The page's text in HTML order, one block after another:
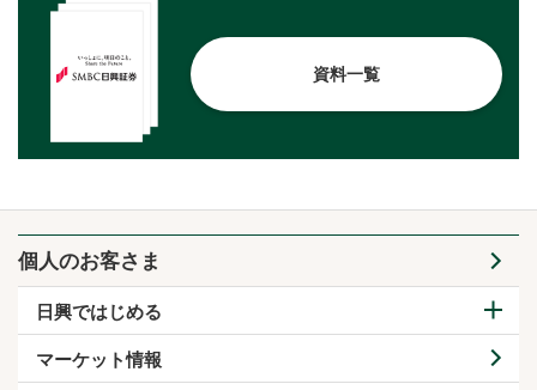
資料一覧
個人のお客さま
日興ではじめる
マーケット情報